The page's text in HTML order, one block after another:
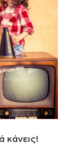
κάνεις!